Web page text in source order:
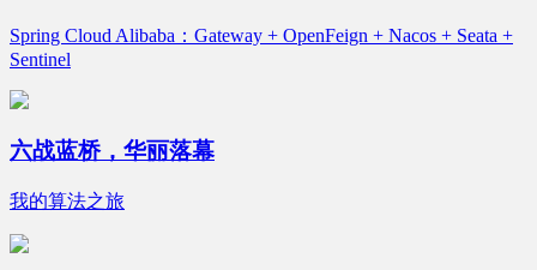
Spring Cloud Alibaba：Gateway + OpenFeign + Nacos + Seata +
Sentinel
六战蓝桥，华丽落幕
我的算法之旅